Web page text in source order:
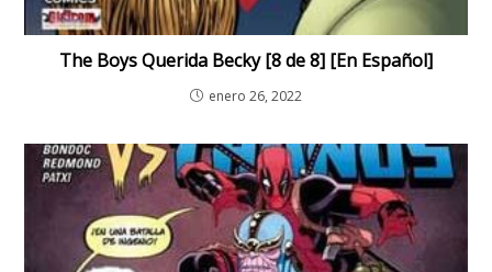
The Boys Querida Becky [8 de 8] [En Español]
enero 26, 2022